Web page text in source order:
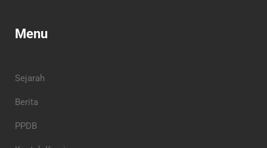
Menu
Sejarah
Berita
PPDB